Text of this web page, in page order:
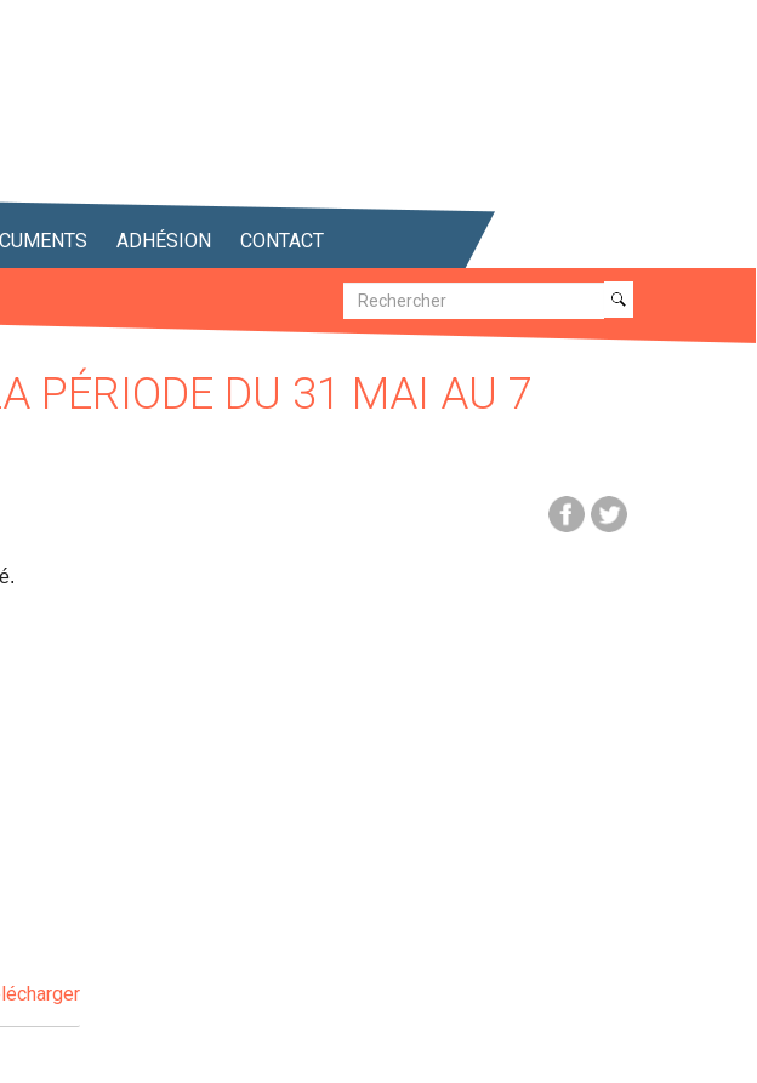
ADHÉSION CONTACT
Recherche
Recherche
PÉRIODE DU 31 MAI AU 7